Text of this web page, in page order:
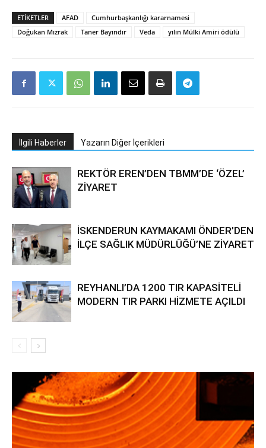
ETIKETLER AFAD
Cumhurbaşkanlığı kararnamesi
Doğukan Mızrak
Taner Bayındır Veda yılın Mülki Amiri ödülü
İlgili Haberler Yazarın Diğer İçerikleri
REKTÖR EREN’DEN TBMM’DE ‘ÖZEL’
ZİYARET
İSKENDERUN KAYMAKAMI ÖNDER’DEN
İLÇE SAĞLIK MÜDÜRLÜĞÜ’NE ZİYARET
REYHANLI’DA 1200 TIR KAPASİTELİ
MODERN TIR PARKI HİZMETE AÇILDI